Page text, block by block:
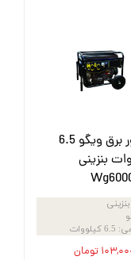
موتور برق ویگو 6.5
بنزینی
بنزینی
: 6.5 کیلووات
تومان